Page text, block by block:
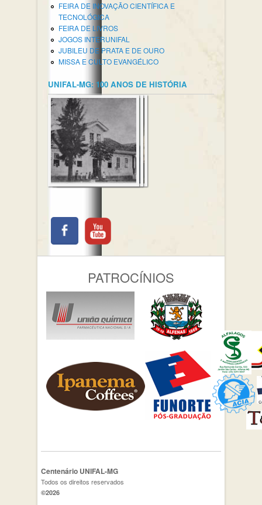
FEIRA DE INOVAÇÃO CIENTÍFICA E
TECNOLÓGICA
FEIRA DE LIVROS
JOGOS INTERUNIFAL
JUBILEU DE PRATA E DE OURO
MISSA E CULTO EVANGÉLICO
UNIFAL-MG: 100 ANOS DE HISTÓRIA
PATROCÍNIOS
Centenário UNIFAL-MG
Todos os direitos reservados
©2026